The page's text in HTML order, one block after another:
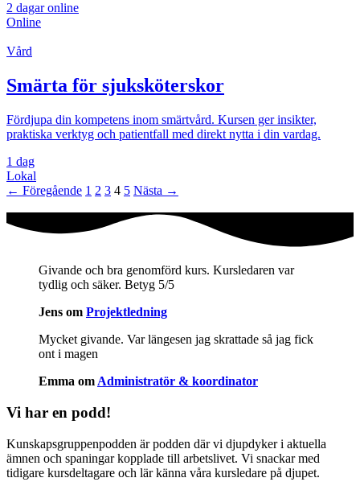
2 dagar online
Online
Vård
Smärta för sjuksköterskor
Fördjupa din kompetens inom smärtvård. Kursen ger insikter,
praktiska verktyg och patientfall med direkt nytta i din vardag.
1 dag
Lokal
← Föregående 1 2 3 4 5 Nästa →
Givande och bra genomförd kurs. Kursledaren var
tydlig och säker. Betyg 5/5
Jens om Projektledning
Mycket givande. Var längesen jag skrattade så jag fick
ont i magen
Emma om Administratör & koordinator
Vi har en podd!
Kunskapsgruppenpodden är podden där vi djupdyker i aktuella
ämnen och spaningar kopplade till arbetslivet. Vi snackar med
tidigare kursdeltagare och lär känna våra kursledare på djupet.